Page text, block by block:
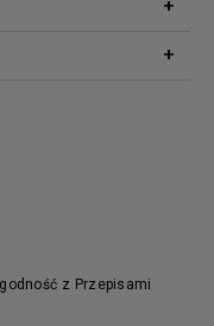
z Przepisami